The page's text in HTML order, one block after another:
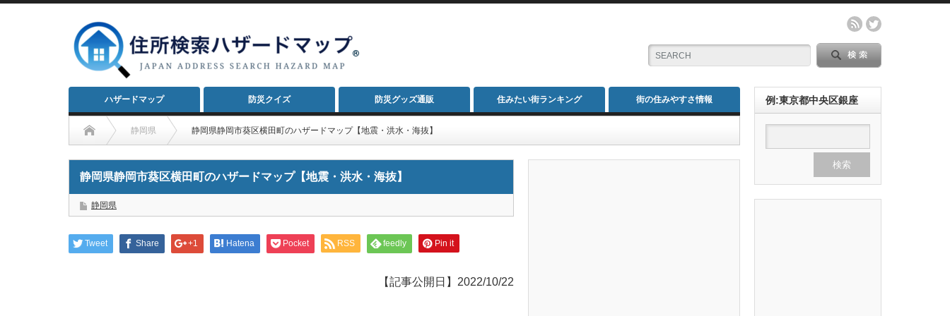
ハザードマップ 防災クイズ 防災グッズ通販 住みたい街ランキング 街の住みやすさ情報
静岡県 静岡県静岡市葵区横田町のハザードマップ【地震・洪水・海抜】
静岡県静岡市葵区横田町のハザードマップ【地震・洪水・海抜】
静岡県
Tweet Share +1 Hatena Pocket RSS feedly Pin it
【記事公開日】2022/10/22
例:東京都中央区銀座